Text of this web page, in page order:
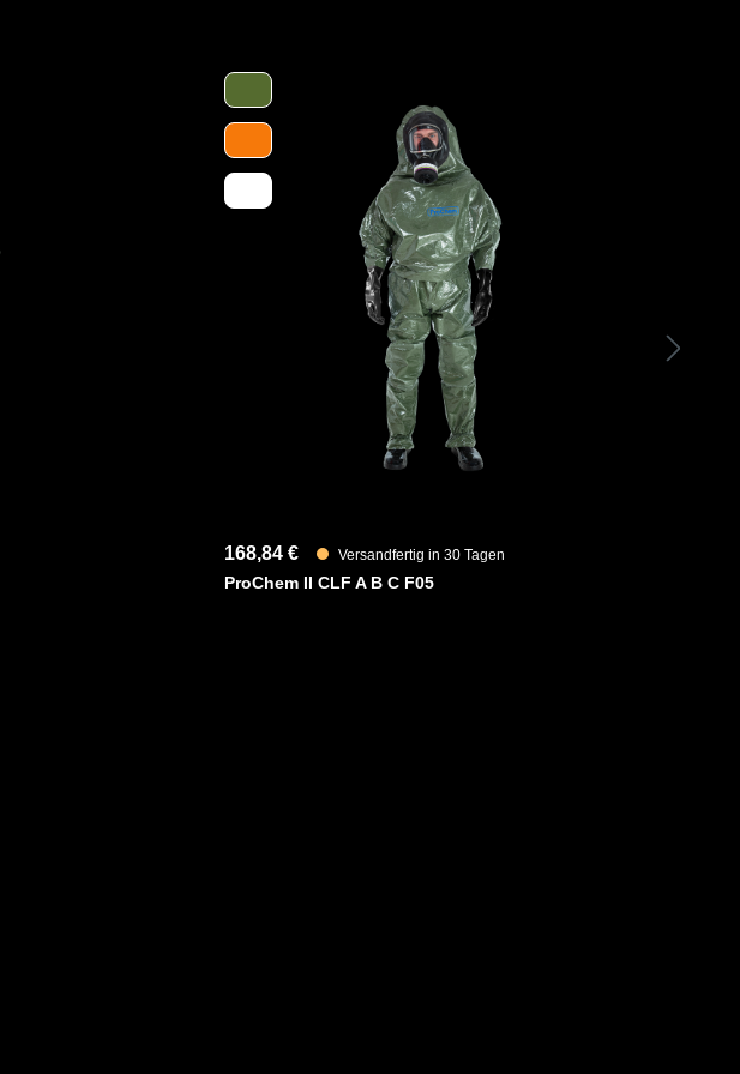
- Schutzklasse S5 mit Stahlkappe und
Stahlsohle (bzw. Mittelsohle)
- Behält seine Flexiblität / Materialeigenschaften
bis zu einer Temperatur von -10°C
- Ausgezeichnete Anti-Rutsch Ausstattung (SRC)
- Antistatisch ausgerüstet
- Ergonomische Sohle
- Hoher Widerstand gegen Kohlenwasserstoffe,
Fette, Öle und organische Produkte, sowie
industrielle Reinigungsprodukte (bspw.
Ammoniak und Bleichmittel)
- EN ISO 20345:2011 | EN-13832-3:2006
168,84 € Versandfertig in 30 Tagen
ProChem II CLF A B C F05